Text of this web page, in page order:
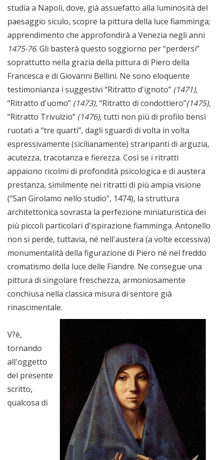
studia a Napoli, dove, già assuefatto alla luminosità del
paesaggio siculo, scopre la pittura della luce fiamminga;
apprendimento che approfondirà a Venezia negli anni
1475-76. Gli basterà questo soggiorno per “perdersi”
soprattutto nella grazia della pittura di Piero della
Francesca e di Giovanni Bellini. Ne sono eloquente
testimonianza i suggestivi “Ritratto d'ignoto” (1471),
“Ritratto d'uomo” (1473),“Ritratto di condottiero”(1475),
“Ritratto Trivulzio” (1476),tutti non più di profilo bensì
ruotati a “tre quarti”, dagli sguardi di volta in volta
espressivamente (sicilianamente) straripanti di arguzia,
acutezza, tracotanza e fierezza. Così se i ritratti
appaiono ricolmi di profondità psicologica e di austera
prestanza, similmente nei ritratti di più ampia visione
(“San Girolamo nello studio”, 1474), la struttura
architettonica sovrasta la perfezione miniaturistica dei
più piccoli particolari d'ispirazione fiamminga. Antonello
non si perde, tuttavia, né nell'austera (a volte eccessiva)
monumentalità della figurazione di Piero né nel freddo
cromatismo della luce delle Fiandre. Ne consegue una
pittura di singolare freschezza, armoniosamente
conchiusa nella classica misura di sentore già
rinascimentale.
V?è,
tornando
all'oggetto
del presente
scritto,
qualcosa di